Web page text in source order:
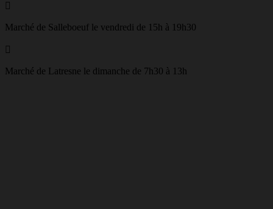

Marché de Salleboeuf le vendredi de 15h à 19h30

Marché de Latresne le dimanche de 7h30 à 13h